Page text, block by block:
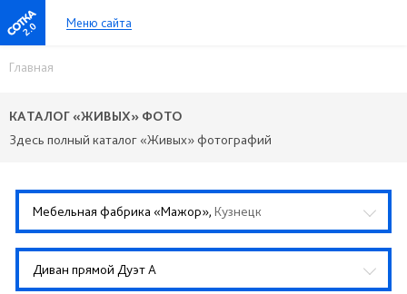
2.0 Меню сайта
Главная
КАТАЛОГ «ЖИВЫХ» ФОТО
Здесь полный каталог «Живых» фотографий
Мебельная фабрика «Мажор», Кузнецк
Диван прямой Дуэт А